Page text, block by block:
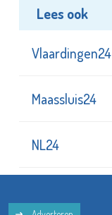
Lees ook
Vlaardingen24
Maassluis24
NL24